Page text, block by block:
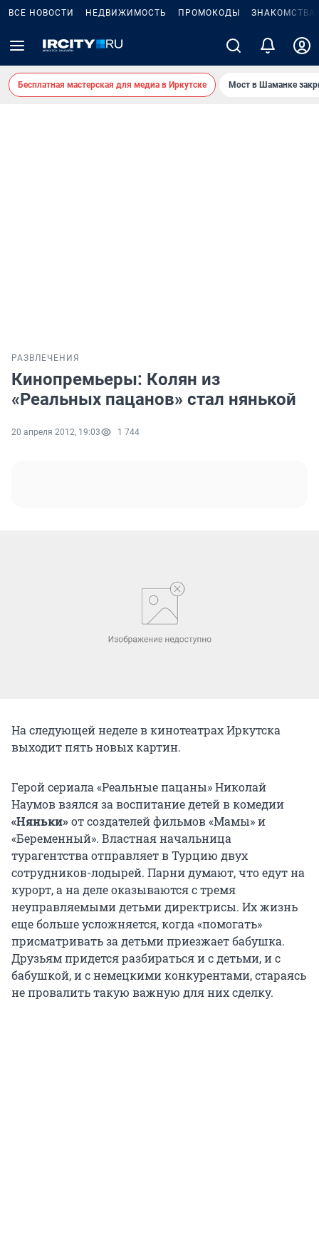
ВСЕ НОВОСТИ НЕДВИЖИМОСТЬ ПРОМОКОДЫ ЗНАКОМСТВА
Бесплатная мастерская для медиа в Иркутске Мост в Шаманке
РАЗВЛЕЧЕНИЯ
Кинопремьеры: Колян из
«Реальных пацанов» стал нянькой
20 апреля 2012, 19:03 1 744
На следующей неделе в кинотеатрах Иркутска
выходит пять новых картин.
Герой сериала «Реальные пацаны» Николай
Наумов взялся за воспитание детей в комедии
«Няньки»от создателей фильмов «Мамы» и
«Беременный». Властная начальница
турагентства отправляет в Турцию двух
сотрудников-лодырей. Парни думают, что едут на
курорт, а на деле оказываются с тремя
неуправляемыми детьми директрисы. Их жизнь
еще больше усложняется, когда «помогать»
присматривать за детьми приезжает бабушка.
Друзьям придется разбираться и с детьми, и с
бабушкой, и с немецкими конкурентами, стараясь
не провалить такую важную для них сделку.